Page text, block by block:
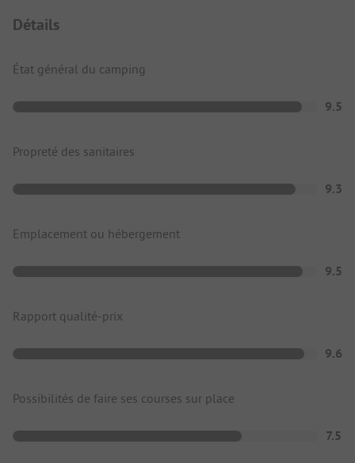
Détails
État général du camping
9.5
Propreté des sanitaires
9.3
Emplacement ou hébergement
9.5
Rapport qualité-prix
9.6
Possibilités de faire ses courses sur place
7.5